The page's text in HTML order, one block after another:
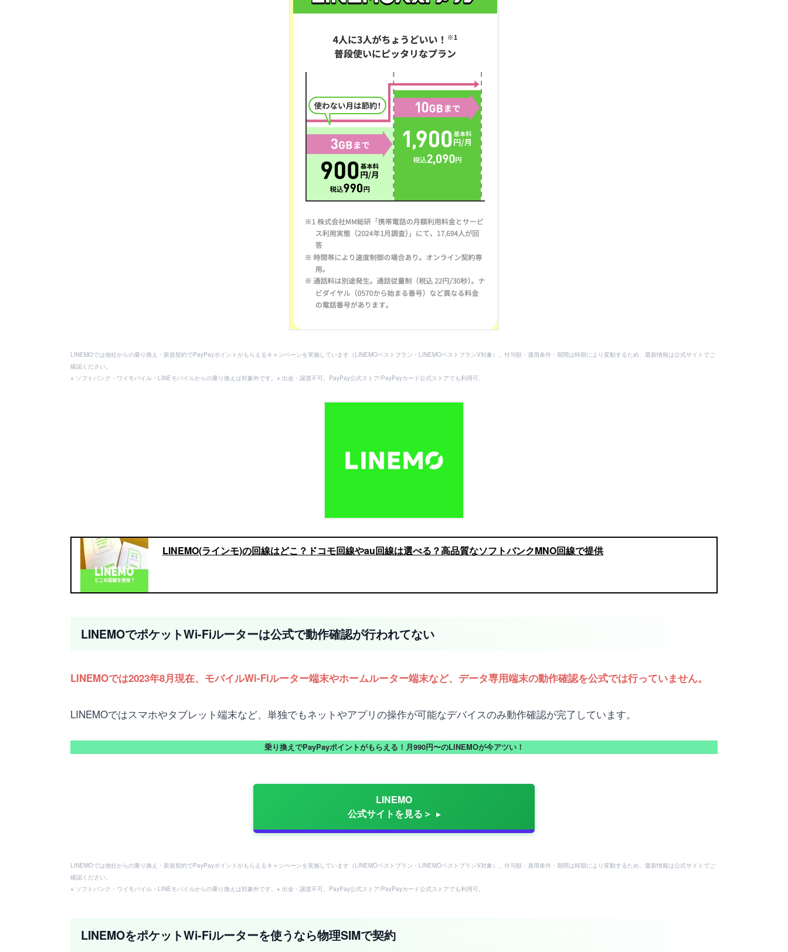
LINEMOでは他社からの乗り換え・新規契約でPayPayポイントがもらえるキャンペーンを実施しています（LINEMOベストプラン・LINEMOベストプランV対象）。付与額・適用条件・期間は時期により変動するため、最新情報は公式サイトでご
確認ください。
※ ソフトバンク・ワイモバイル・LINEモバイルからの乗り換えは対象外です。※ 出金・譲渡不可。PayPay公式ストア/PayPayカード公式ストアでも利用可。
LINEMO(ラインモ)の回線はどこ？ドコモ回線やau回線は選べる？高品質なソフトバンクMNO回線で提供
LINEMOでポケットWi-Fiルーターは公式で動作確認が行われてない
LINEMOでは2023年8月現在、モバイルWi-Fiルーター端末やホームルーター端末など、データ専用端末の動作確認を公式では行っていません。
LINEMOではスマホやタブレット端末など、単独でもネットやアプリの操作が可能なデバイスのみ動作確認が完了しています。
乗り換えでPayPayポイントがもらえる！月990円〜のLINEMOが今アツい！
LINEMO
公式サイトを見る＞
LINEMOでは他社からの乗り換え・新規契約でPayPayポイントがもらえるキャンペーンを実施しています（LINEMOベストプラン・LINEMOベストプランV対象）。付与額・適用条件・期間は時期により変動するため、最新情報は公式サイトでご
確認ください。
※ ソフトバンク・ワイモバイル・LINEモバイルからの乗り換えは対象外です。※ 出金・譲渡不可。PayPay公式ストア/PayPayカード公式ストアでも利用可。
LINEMOをポケットWi-Fiルーターを使うなら物理SIMで契約